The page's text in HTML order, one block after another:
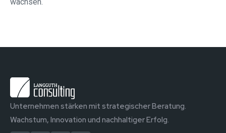
Unternehmen stärken mit strategischer Beratung.
Wachstum, Innovation und nachhaltiger Erfolg.